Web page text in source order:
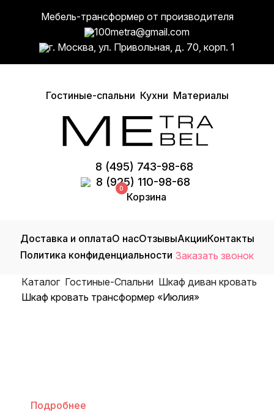
Мебель-трансформер от производителя
100metra@gmail.com
г. Москва, ул. Привольная, д. 70, корп. 1
Гостиные-спальни Кухни Материалы
8 (495) 743-98-68
8 (925) 110-98-68
Корзина
0
Доставка и оплатаО насОтзывыАкцииКонтакты
Политика конфиденциальности Заказать звонок
Каталог Гостиные-Спальни Шкаф диван кровать
Шкаф кровать трансформер «Июлия»
Подробнее